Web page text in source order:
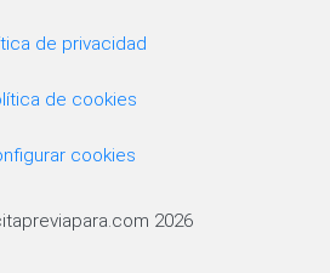
de privacidad
de cookies
cookies
2026